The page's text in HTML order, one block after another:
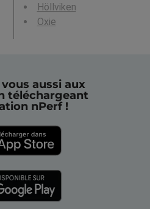
Höllviken
Oxie
aussi aux
téléchargeant
nPerf !